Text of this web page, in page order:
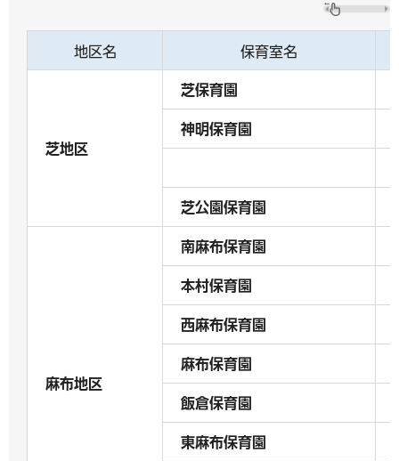
地区名 保育室名
芝地区
芝保育園
神明保育園
芝公園保育園
麻布地区
南麻布保育園
本村保育園
西麻布保育園
麻布保育園
飯倉保育園
東麻布保育園